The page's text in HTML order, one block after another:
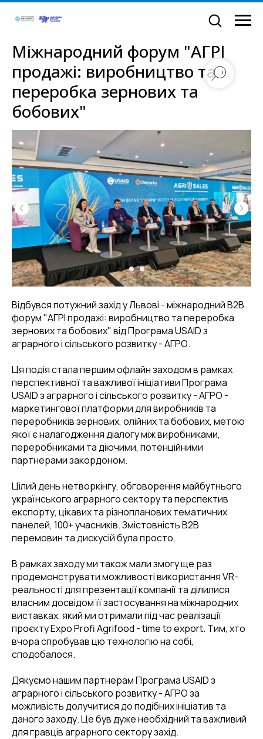
Міжнародний форум "АГРІ
продажі: виробництво та
переробка зернових та
бобових"
Відбувся потужний захід у Львові - міжнародний B2B
форум "АГРІ продажі: виробництво та переробка
зернових та бобових" від Програма USAID з
аграрного і сільського розвитку - АГРО.
Ця подія стала першим офлайн заходом в рамках
перспективної та важливої ініціативи Програма
USAID з аграрного і сільського розвитку - АГРО -
маркетингової платформи для виробників та
переробників зернових, олійних та бобових, метою
якої є налагодження діалогу між виробниками,
переробниками та діючими, потенційними
партнерами закордоном.
Цілий день нетворкінгу, обговорення майбутнього
українського аграрного сектору та перспектив
експорту, цікавих та різнопланових тематичних
панелей, 100+ учасників. Змістовність B2B
перемовин та дискусій була просто.
В рамках заходу ми також мали змогу ще раз
продемонструвати можливості використання VR-
реальності для презентації компанії та ділилися
власним досвідом її застосування на міжнародних
виставках, який ми отримали під час реалізації
проєкту Expo Profi Agrifood - time to export. Тим, хто
вчора спробував цю технологію на собі,
сподобалося.
Дякуємо нашим партнерам Програма USAID з
аграрного і сільського розвитку - АГРО за
можливість долучитися до подібних ініціатив та
даного заходу. Це був дуже необхідний та важливий
для гравців аграрного сектору захід.